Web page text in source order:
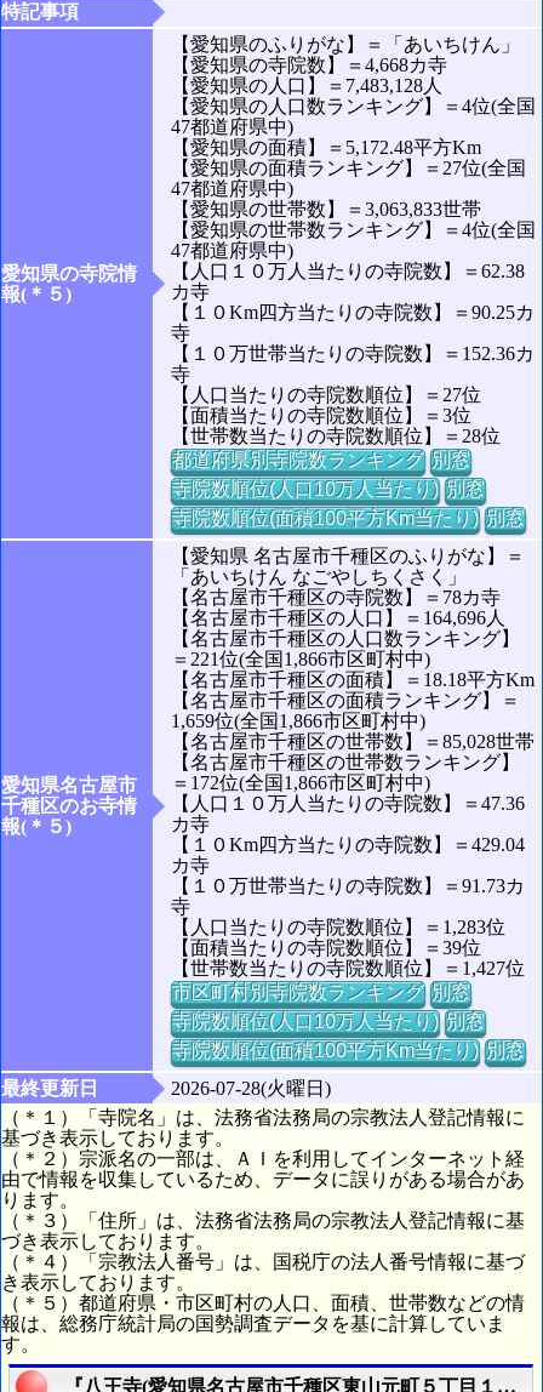
特記事項
愛知県の寺院情
報(＊５)
【愛知県のふりがな】＝「あいちけん」
【愛知県の寺院数】＝4,668カ寺
【愛知県の人口】＝7,483,128人
【愛知県の人口数ランキング】＝4位(全国
47都道府県中)
【愛知県の面積】＝5,172.48平方Km
【愛知県の面積ランキング】＝27位(全国
47都道府県中)
【愛知県の世帯数】＝3,063,833世帯
【愛知県の世帯数ランキング】＝4位(全国
47都道府県中)
【人口１０万人当たりの寺院数】＝62.38
カ寺
【１０Km四方当たりの寺院数】＝90.25カ
寺
【１０万世帯当たりの寺院数】＝152.36カ
寺
【人口当たりの寺院数順位】＝27位
【面積当たりの寺院数順位】＝3位
【世帯数当たりの寺院数順位】＝28位
都道府県別寺院数ランキング 別窓
寺院数順位(人口10万人当たり) 別窓
寺院数順位(面積100平方Km当たり) 別窓
愛知県名古屋市
千種区のお寺情
報(＊５)
【愛知県 名古屋市千種区のふりがな】＝
「あいちけん なごやしちくさく」
【名古屋市千種区の寺院数】＝78カ寺
【名古屋市千種区の人口】＝164,696人
【名古屋市千種区の人口数ランキング】
＝221位(全国1,866市区町村中)
【名古屋市千種区の面積】＝18.18平方Km
【名古屋市千種区の面積ランキング】＝
1,659位(全国1,866市区町村中)
【名古屋市千種区の世帯数】＝85,028世帯
【名古屋市千種区の世帯数ランキング】
＝172位(全国1,866市区町村中)
【人口１０万人当たりの寺院数】＝47.36
カ寺
【１０Km四方当たりの寺院数】＝429.04
カ寺
【１０万世帯当たりの寺院数】＝91.73カ
寺
【人口当たりの寺院数順位】＝1,283位
【面積当たりの寺院数順位】＝39位
【世帯数当たりの寺院数順位】＝1,427位
市区町村別寺院数ランキング 別窓
寺院数順位(人口10万人当たり) 別窓
寺院数順位(面積100平方Km当たり) 別窓
最終更新日
2026-07-28(火曜日)
（＊１）「寺院名」は、法務省法務局の宗教法人登記情報に
基づき表示しております。
（＊２）宗派名の一部は、ＡＩを利用してインターネット経
由で情報を収集しているため、データに誤りがある場合があ
ります。
（＊３）「住所」は、法務省法務局の宗教法人登記情報に基
づき表示しております。
（＊４）「宗教法人番号」は、国税庁の法人番号情報に基づ
き表示しております。
（＊５）都道府県・市区町村の人口、面積、世帯数などの情
報は、総務庁統計局の国勢調査データを基に計算していま
す。
『八王寺(愛知県名古屋市千種区東山元町５丁目１８